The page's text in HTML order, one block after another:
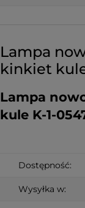
Lampa
kinkiet
Lampa
kule K-1-
Dostępność:
Wysyłka w: